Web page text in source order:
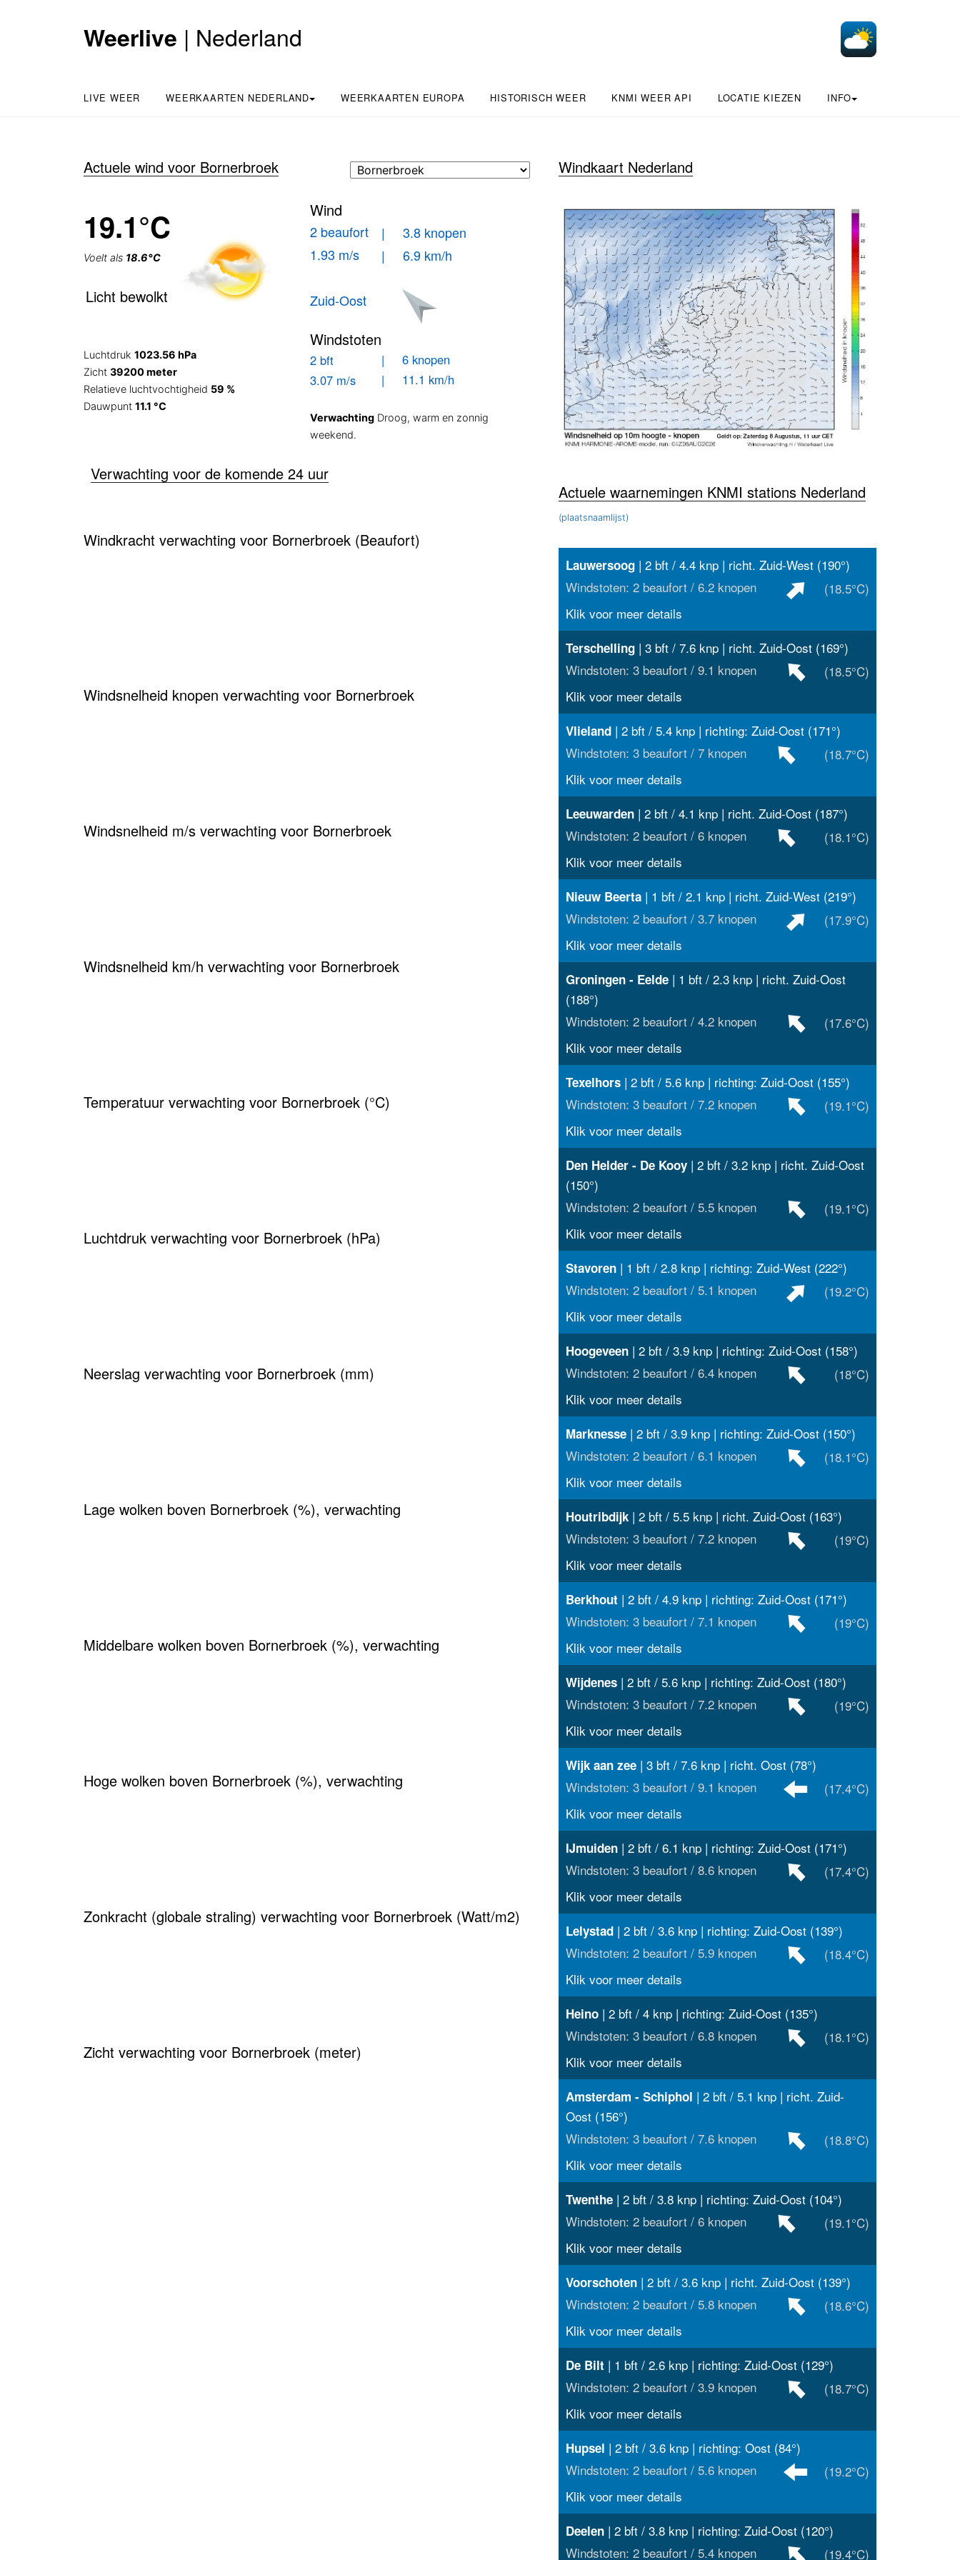
Weerlive | Nederland
LIVE WEER WEERKAARTEN NEDERLAND WEERKAARTEN EUROPA HISTORISCH WEER KNMI WEER API LOCATIE KIEZEN INFO
Actuele wind voor Bornerbroek
Wind
2 beaufort
| 3.8 knopen
1.93 m/s
| 6.9 km/h
Zuid-Oost
Windstoten
2 bft
| 6 knopen
3.07 m/s
| 11.1 km/h
Verwachting Droog, warm en zonnig
weekend.
19.1°C
Voelt als 18.6°C
Licht bewolkt
Luchtdruk 1023.56 hPa
Zicht 39200 meter
Relatieve luchtvochtigheid 59 %
Dauwpunt 11.1 °C
Verwachting voor de komende 24 uur
Windkracht verwachting voor Bornerbroek (Beaufort)
Windsnelheid knopen verwachting voor Bornerbroek
Windsnelheid m/s verwachting voor Bornerbroek
Windsnelheid km/h verwachting voor Bornerbroek
Temperatuur verwachting voor Bornerbroek (°C)
Luchtdruk verwachting voor Bornerbroek (hPa)
Neerslag verwachting voor Bornerbroek (mm)
Lage wolken boven Bornerbroek (%), verwachting
Middelbare wolken boven Bornerbroek (%), verwachting
Hoge wolken boven Bornerbroek (%), verwachting
Zonkracht (globale straling) verwachting voor Bornerbroek (Watt/m2)
Zicht verwachting voor Bornerbroek (meter)
Windkaart Nederland
Actuele waarnemingen KNMI stations Nederland
(plaatsnaamlijst)
Lauwersoog| 2 bft / 4.4 knp | richt. Zuid-West (190°)
Windstoten: 2 beaufort / 6.2 knopen
(18.5°C)
Klik voor meer details
Terschelling| 3 bft / 7.6 knp | richt. Zuid-Oost (169°)
Windstoten: 3 beaufort / 9.1 knopen
(18.5°C)
Klik voor meer details
Vlieland| 2 bft / 5.4 knp | richting: Zuid-Oost (171°)
Windstoten: 3 beaufort / 7 knopen
(18.7°C)
Klik voor meer details
Leeuwarden| 2 bft / 4.1 knp | richt. Zuid-Oost (187°)
Windstoten: 2 beaufort / 6 knopen
(18.1°C)
Klik voor meer details
Nieuw Beerta| 1 bft / 2.1 knp | richt. Zuid-West (219°)
Windstoten: 2 beaufort / 3.7 knopen
(17.9°C)
Klik voor meer details
Groningen - Eelde| 1 bft / 2.3 knp | richt. Zuid-Oost
(188°)
Windstoten: 2 beaufort / 4.2 knopen
(17.6°C)
Klik voor meer details
Texelhors| 2 bft / 5.6 knp | richting: Zuid-Oost (155°)
Windstoten: 3 beaufort / 7.2 knopen
(19.1°C)
Klik voor meer details
Den Helder - De Kooy| 2 bft / 3.2 knp | richt. Zuid-Oost
(150°)
Windstoten: 2 beaufort / 5.5 knopen
(19.1°C)
Klik voor meer details
Stavoren| 1 bft / 2.8 knp | richting: Zuid-West (222°)
Windstoten: 2 beaufort / 5.1 knopen
(19.2°C)
Klik voor meer details
Hoogeveen| 2 bft / 3.9 knp | richting: Zuid-Oost (158°)
Windstoten: 2 beaufort / 6.4 knopen
(18°C)
Klik voor meer details
Marknesse| 2 bft / 3.9 knp | richting: Zuid-Oost (150°)
Windstoten: 2 beaufort / 6.1 knopen
(18.1°C)
Klik voor meer details
Houtribdijk| 2 bft / 5.5 knp | richt. Zuid-Oost (163°)
Windstoten: 3 beaufort / 7.2 knopen
(19°C)
Klik voor meer details
Berkhout| 2 bft / 4.9 knp | richting: Zuid-Oost (171°)
Windstoten: 3 beaufort / 7.1 knopen
(19°C)
Klik voor meer details
Wijdenes| 2 bft / 5.6 knp | richting: Zuid-Oost (180°)
Windstoten: 3 beaufort / 7.2 knopen
(19°C)
Klik voor meer details
Wijk aan zee| 3 bft / 7.6 knp | richt. Oost (78°)
Windstoten: 3 beaufort / 9.1 knopen
(17.4°C)
Klik voor meer details
IJmuiden| 2 bft / 6.1 knp | richting: Zuid-Oost (171°)
Windstoten: 3 beaufort / 8.6 knopen
(17.4°C)
Klik voor meer details
Lelystad| 2 bft / 3.6 knp | richting: Zuid-Oost (139°)
Windstoten: 2 beaufort / 5.9 knopen
(18.4°C)
Klik voor meer details
Heino| 2 bft / 4 knp | richting: Zuid-Oost (135°)
Windstoten: 3 beaufort / 6.8 knopen
(18.1°C)
Klik voor meer details
Amsterdam - Schiphol | 2 bft / 5.1 knp | richt. Zuid-
Oost (156°)
Windstoten: 3 beaufort / 7.6 knopen
(18.8°C)
Klik voor meer details
Twenthe| 2 bft / 3.8 knp | richting: Zuid-Oost (104°)
Windstoten: 2 beaufort / 6 knopen
(19.1°C)
Klik voor meer details
Voorschoten| 2 bft / 3.6 knp | richt. Zuid-Oost (139°)
Windstoten: 2 beaufort / 5.8 knopen
(18.6°C)
Klik voor meer details
De Bilt| 1 bft / 2.6 knp | richting: Zuid-Oost (129°)
Windstoten: 2 beaufort / 3.9 knopen
(18.7°C)
Klik voor meer details
Hupsel | 2 bft / 3.6 knp | richting: Oost (84°)
Windstoten: 2 beaufort / 5.6 knopen
(19.2°C)
Klik voor meer details
Deelen| 2 bft / 3.8 knp | richting: Zuid-Oost (120°)
Windstoten: 2 beaufort / 5.4 knopen
(19.4°C)